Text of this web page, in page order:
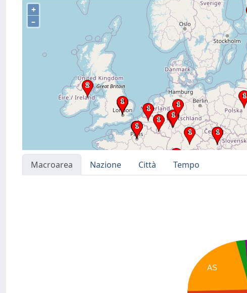
+
–
Macroarea Nazione Città
Tempo
AS